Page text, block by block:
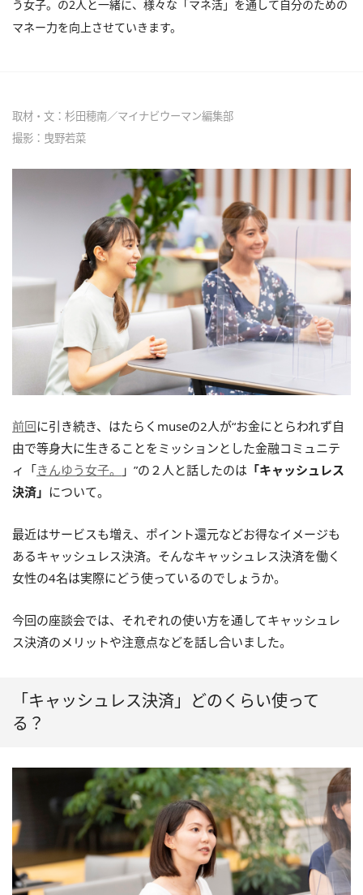
う女子。の2人と一緒に、様々な「マネ活」を通して自分のための
マネー力を向上させていきます。
取材・文：杉田穂南／マイナビウーマン編集部
撮影：曳野若菜
前回に引き続き、はたらくmuseの2人が“お金にとらわれず自
由で等身大に生きることをミッションとした金融コミュニテ
ィ「きんゆう女子。 」”の２人と話したのは 「キャッシュレス
決済」 について。
最近はサービスも増え、ポイント還元などお得なイメージも
あるキャッシュレス決済。そんなキャッシュレス決済を働く
女性の4名は実際にどう使っているのでしょうか。
今回の座談会では、それぞれの使い方を通してキャッシュレ
ス決済のメリットや注意点などを話し合いました。
「キャッシュレス決済」どのくらい使って
る？